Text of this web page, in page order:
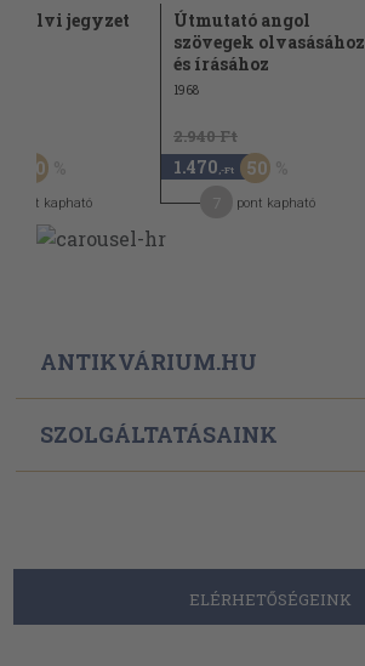
nyelvi jegyzet
20
pont kapható
Útmutató angol
szövegek olvasásához
és írásához
1968
2.940 Ft
1.470 ,-Ft 50
pont kapható
ANTIKVÁRIUM.HU
SZOLGÁLTATÁSAINK
ELÉRHETŐSÉGEINK